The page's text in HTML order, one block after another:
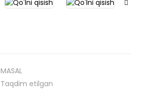
MASAL
Taqdim etilgan